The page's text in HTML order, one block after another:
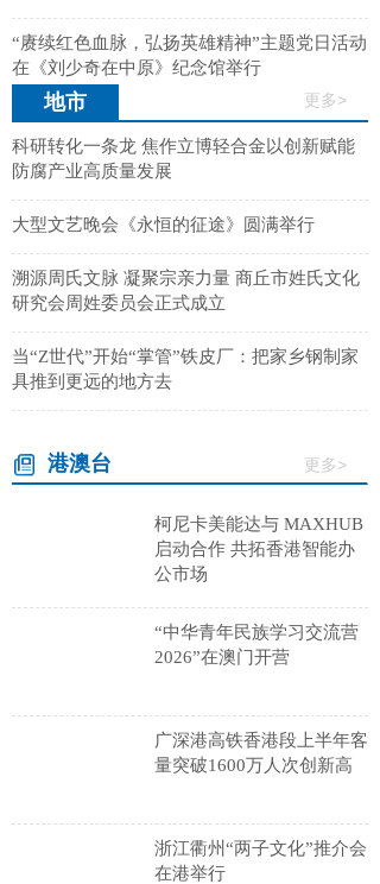
“赓续红色血脉，弘扬英雄精神”主题党日活动
在《刘少奇在中原》纪念馆举行
更多>
地市
科研转化一条龙 焦作立博轻合金以创新赋能
防腐产业高质量发展
大型文艺晚会《永恒的征途》圆满举行
溯源周氏文脉 凝聚宗亲力量 商丘市姓氏文化
研究会周姓委员会正式成立
当“Z世代”开始“掌管”铁皮厂：把家乡钢制家
具推到更远的地方去
港澳台 更多>
柯尼卡美能达与 MAXHUB
启动合作 共拓香港智能办
公市场
“中华青年民族学习交流营
2026”在澳门开营
广深港高铁香港段上半年客
量突破1600万人次创新高
浙江衢州“两子文化”推介会
在港举行